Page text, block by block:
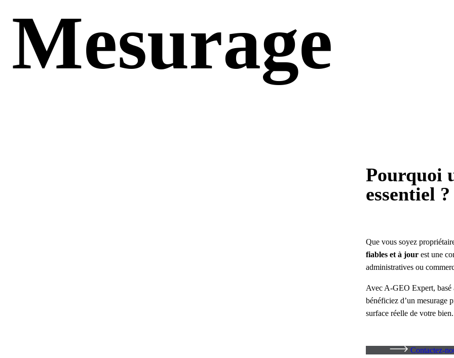
Mesurage
Pourquoi
essentiel ?
Que vous soyez
fiables et à jourest une
administratives ou
Avec A-GEO Expert,
bénéficiez d’un mesurage
surface réelle de votre bien.
Contactez-